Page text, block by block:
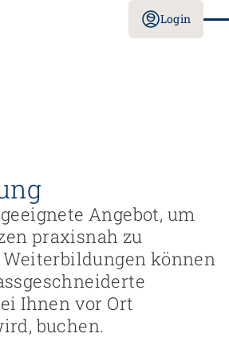
Login
Angebot, um
praxisnah zu
können
Ihnen vor Ort
buchen.